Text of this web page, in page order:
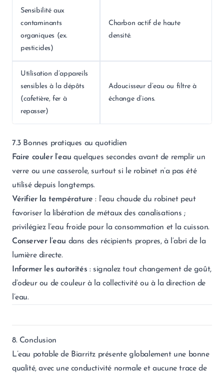
Sensibilité aux
contaminants
organiques (ex.
pesticides)
Charbon actif de haute
densité.
Utilisation d’appareils
sensibles à la dépôts
(cafetière, fer à
repasser)
Adoucisseur d’eau ou filtre à
échange d’ions.
7.3 Bonnes pratiques au quotidien
Faire couler l’eau quelques secondes avant de remplir un
verre ou une casserole, surtout si le robinet n’a pas été
utilisé depuis longtemps.
Vérifier la température : l’eau chaude du robinet peut
favoriser la libération de métaux des canalisations ;
privilégiez l’eau froide pour la consommation et la cuisson.
Conserver l’eau dans des récipients propres, à l’abri de la
lumière directe.
Informer les autorités : signalez tout changement de goût,
d’odeur ou de couleur à la collectivité ou à la direction de
l’eau.
8. Conclusion
L’eau potable de Biarritz présente globalement une bonne
qualité, avec une conductivité normale et aucune trace de